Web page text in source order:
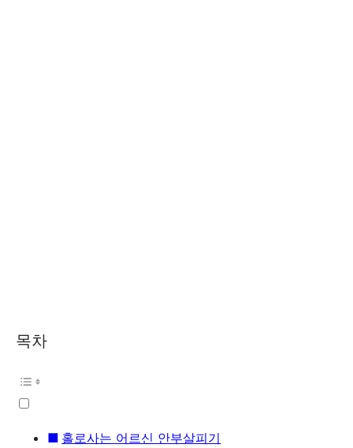
목차
홀로사는 어르신 안부살피기